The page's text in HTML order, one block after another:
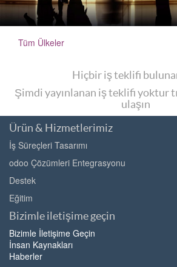
Tüm Ülkeler
Hiçbir iş teklifi
Şimdi yayınlanan iş teklifi yoktur
ulaşın
Ürün & Hizmetlerimiz
İş Süreçleri Tasarımı
odoo Çözümleri Entegrasyonu
Destek
Eğitim
Bizimle iletişime geçin
Bizimle İletişime Geçin
İnsan Kaynakları
Haberler